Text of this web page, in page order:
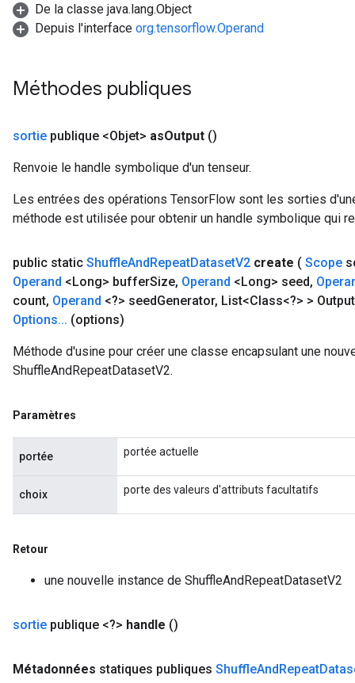
De la classe java.lang.Object
Depuis l'interface org.tensorflow.Operand
Méthodes publiques
sortie publique <Objet> asOutput ()
Renvoie le handle symbolique d'un tenseur.
Les entrées des opérations TensorFlow sont les sorties
méthode est utilisée pour obtenir un handle symbolique qui
public static ShuffleAndRepeatDatasetV2 create ( Scope
Operand <Long> bufferSize, Operand <Long> seed,
count, Operand <?> seedGenerator, List<Class<?> > Output
Options... (options)
Méthode d'usine pour créer une classe encapsulant une
ShuffleAndRepeatDatasetV2.
Paramètres
portée portée actuelle
choix porte des valeurs d'attributs facultatifs
Retour
une nouvelle instance de ShuffleAndRepeatDatasetV2
sortie publique <?> handle ()
Métadonnées statiques publiques ShuffleAndRepeat